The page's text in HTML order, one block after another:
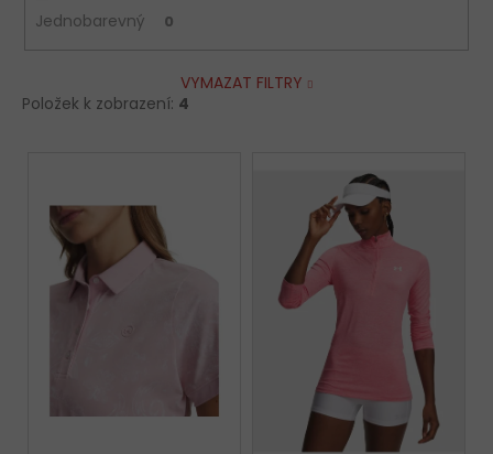
Jednobarevný 0
VYMAZAT FILTRY
Položek k zobrazení: 4